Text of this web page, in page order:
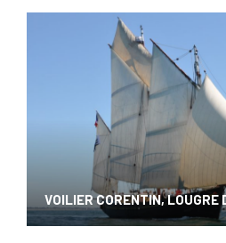
VOILIER CORENTIN, LOUGRE